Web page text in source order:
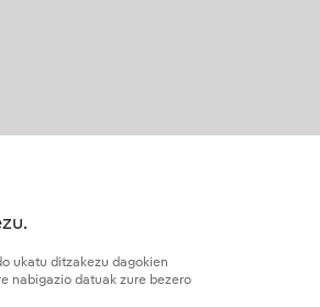
ukatu ditzakezu dagokien
nabigazio datuak zure bezero